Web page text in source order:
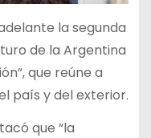
la segunda
de la Argentina
que reúne a
país y del exterior.
que “la